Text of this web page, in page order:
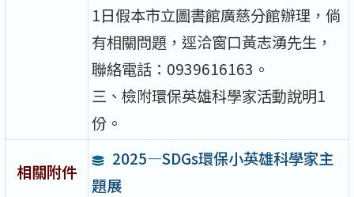
1日假本市立圖書館廣慈分館辦理，倘
有相關問題，逕洽窗口黃志湧先生，
聯絡電話：0939616163。
三、檢附環保英雄科學家活動說明1
份。
相關附件
2025—SDGs環保小英雄科學家主
題展